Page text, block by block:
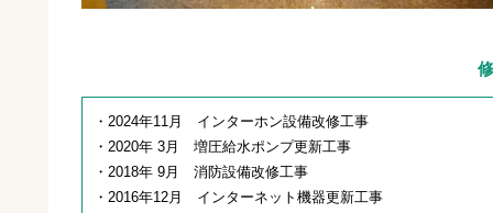
・2024年11月 インターホン設備改修工事
・2020年 3月 増圧給水ポンプ更新工事
・2018年 9月 消防設備改修工事
・2016年12月 インターネット機器更新工事